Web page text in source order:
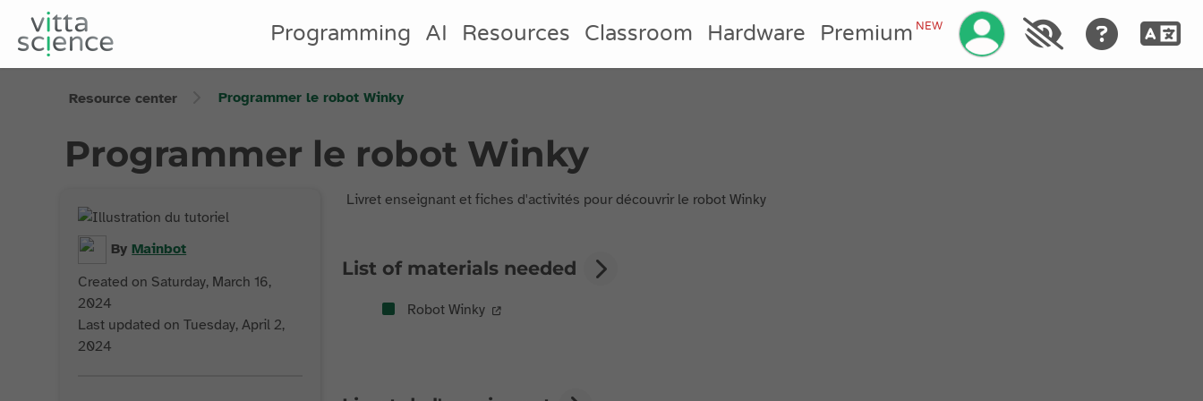
Programming AI Resources Classroom Hardware PremiumNEW Manage your account
Resource center Programmer le robot Winky
Programmer le robot Winky
ByMainbot
Created on Saturday, March 16,
2024
Last updated on Tuesday, April 2,
2024
Livret enseignant et fiches d'activités pour découvrir le robot Winky
List of materials needed
Robot Winky